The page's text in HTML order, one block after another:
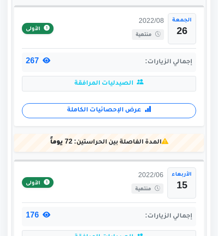
الجمعة
26
2022/08
منتهية
الأولى
إجمالي الزيارات:
الصيدليات المرافقة
عرض الإحصائيات الكاملة
المدة الفاصلة بين الحراستين:72 يوماً
الأربعاء
15
2022/06
منتهية
الأولى
إجمالي الزيارات: